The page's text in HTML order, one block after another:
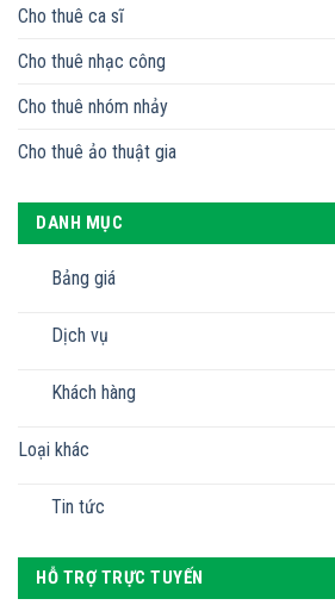
Cho thuê ca sĩ
Cho thuê nhạc công
Cho thuê nhóm nhảy
Cho thuê ảo thuật gia
DANH MỤC
Bảng giá
Dịch vụ
Khách hàng
Loại khác
Tin tức
HỖ TRỢ TRỰC TUYẾN